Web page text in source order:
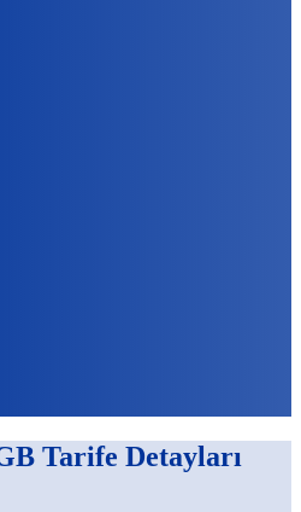
Tarife Detayları